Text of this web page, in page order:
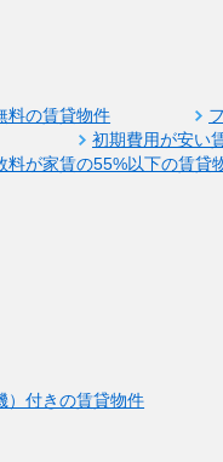
料の賃貸物件
初期費用が安い
料が家賃の55%以下の賃貸
）付きの賃貸物件